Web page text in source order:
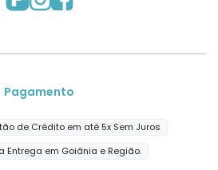
Pagamento
de Crédito em até 5x Sem Juros
Entrega em Goiânia e Região.